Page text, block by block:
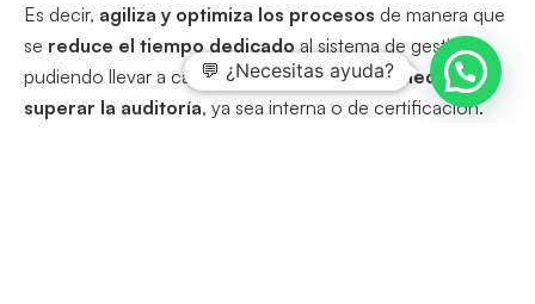
Es decir, agiliza y optimiza los procesos de manera que
se reduce el tiempo dedicadoal sistema de gestión,
pudiendo llevar a cabo suseguimiento sin miedo a no
superar la auditoría, ya sea interna o de certificación.
💬 ¿Necesitas ayuda?